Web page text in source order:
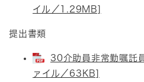
イル／1.29MB]
提出書類
30介助員非常勤嘱託
ァイル／63KB]